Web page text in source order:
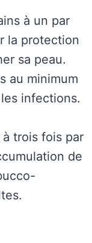
à un par
la protection
sa peau.
au minimum
infections.
trois fois par
de